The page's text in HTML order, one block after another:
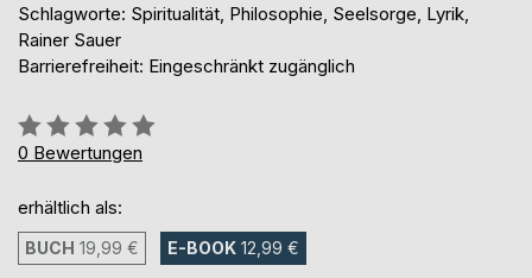
Schlagworte: Spiritualität, Philosophie, Seelsorge, Lyrik,
Rainer Sauer
Barrierefreiheit: Eingeschränkt zugänglich
Bewertung::
0%
0 Bewertungen
erhältlich als:
BUCH 19,99 € E-BOOK 12,99 €